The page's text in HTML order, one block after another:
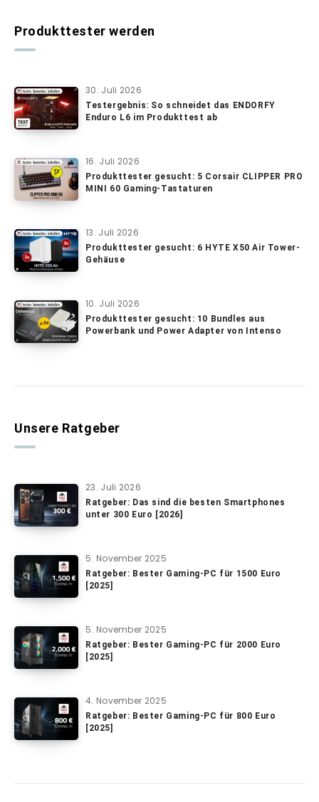
Produkttester werden
30. Juli 2026
Testergebnis: So schneidet das ENDORFY
Enduro L6 im Produkttest ab
16. Juli 2026
Produkttester gesucht: 5 Corsair CLIPPER PRO
MINI 60 Gaming-Tastaturen
13. Juli 2026
Produkttester gesucht: 6 HYTE X50 Air Tower-
Gehäuse
10. Juli 2026
Produkttester gesucht: 10 Bundles aus
Powerbank und Power Adapter von Intenso
Unsere Ratgeber
23. Juli 2026
Ratgeber: Das sind die besten Smartphones
unter 300 Euro [2026]
5. November 2025
Ratgeber: Bester Gaming-PC für 1500 Euro
[2025]
5. November 2025
Ratgeber: Bester Gaming-PC für 2000 Euro
[2025]
4. November 2025
Ratgeber: Bester Gaming-PC für 800 Euro
[2025]